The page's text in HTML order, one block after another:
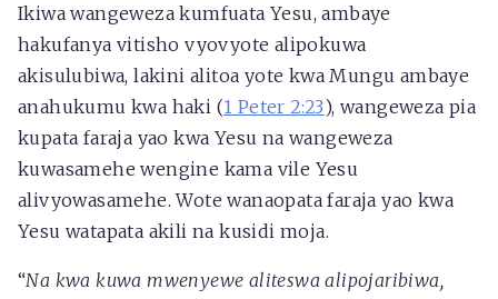
Ikiwa wangeweza kumfuata Yesu, ambaye
hakufanya vitisho vyovyote alipokuwa
akisulubiwa, lakini alitoa yote kwa Mungu ambaye
anahukumu kwa haki (1 Peter 2:23), wangeweza pia
kupata faraja yao kwa Yesu na wangeweza
kuwasamehe wengine kama vile Yesu
alivyowasamehe. Wote wanaopata faraja yao kwa
Yesu watapata akili na kusidi moja.
“Na kwa kuwa mwenyewe aliteswa alipojaribiwa,